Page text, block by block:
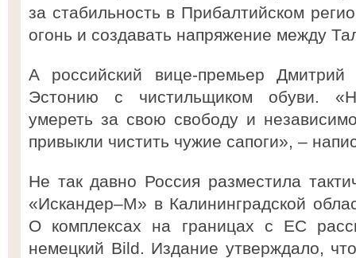
за стабильность в Прибалтийском
огонь и создавать напряжение между
А российский вице-премьер
Эстонию с чистильщиком обуви.
умереть за свою свободу и
привыкли чистить чужие сапоги», –
Не так давно Россия разместила
«Искандер–М» в Калининградской
О комплексах на границах с ЕС
немецкий Bild. Издание утверждало,